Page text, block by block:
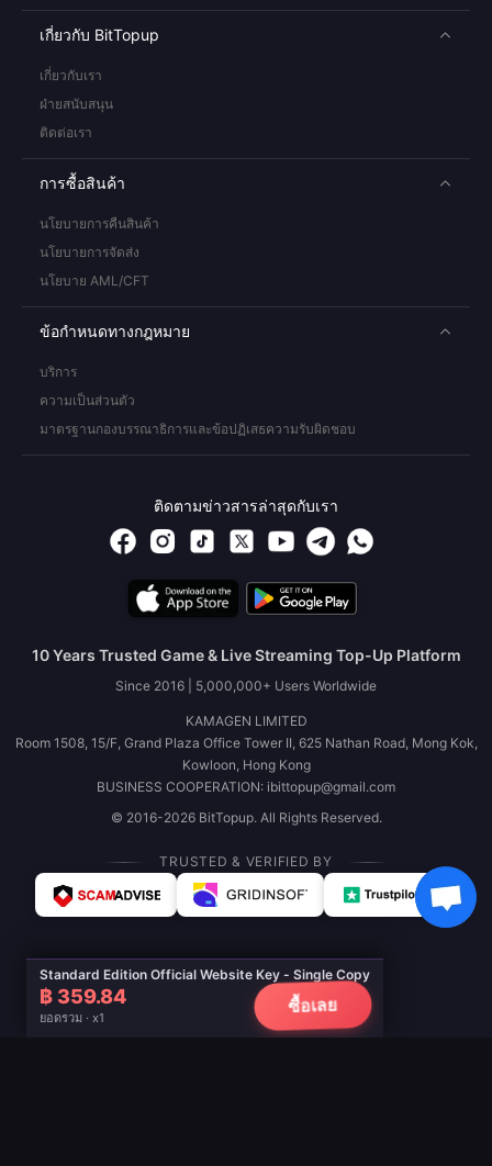
Standard Edition Official Website Key - Single Copy
฿ 359.84
ยอดรวม · x1
ซื้อเลย
เกี่ยวกับ BitTopup
เกี่ยวกับเรา
ฝ่ายสนับสนุน
ติดต่อเรา
การซื้อสินค้า
นโยบายการคืนสินค้า
นโยบายการจัดส่ง
นโยบาย AML/CFT
ข้อกำหนดทางกฎหมาย
บริการ
ความเป็นส่วนตัว
มาตรฐานกองบรรณาธิการและข้อปฏิเสธความรับผิดชอบ
ติดตามข่าวสารล่าสุดกับเรา
10 Years Trusted Game & Live Streaming Top-Up Platform
Since 2016 | 5,000,000+ Users Worldwide
KAMAGEN LIMITED
Room 1508, 15/F, Grand Plaza Office Tower II, 625 Nathan Road, Mong Kok,
Kowloon, Hong Kong
BUSINESS COOPERATION: ibittopup@gmail.com
© 2016-2026 BitTopup. All Rights Reserved.
TRUSTED & VERIFIED BY